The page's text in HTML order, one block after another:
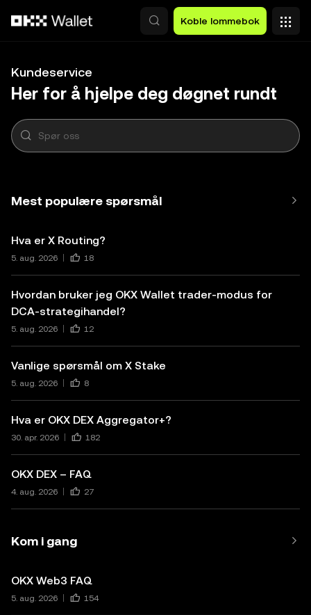
Koble lommebok
Kundeservice
Her for å hjelpe deg døgnet rundt
Mest populære spørsmål
Hva er X Routing?
5. aug. 2026 18
Hvordan bruker jeg OKX Wallet trader-modus for
DCA-strategihandel?
5. aug. 2026 12
Vanlige spørsmål om X Stake
5. aug. 2026 8
Hva er OKX DEX Aggregator+?
30. apr. 2026 182
OKX DEX – FAQ
4. aug. 2026 27
Kom i gang
OKX Web3 FAQ
5. aug. 2026 154